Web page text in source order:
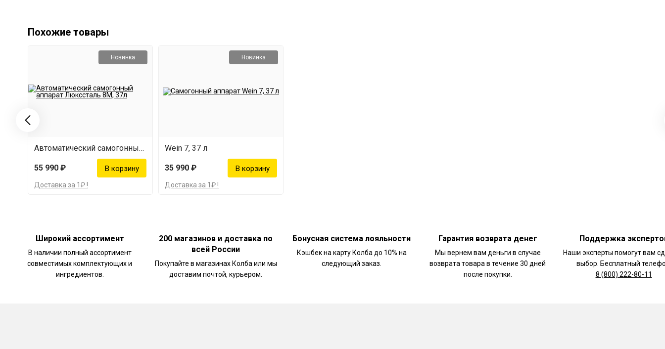
Похожие товары
Новинка
Автоматический самогонный аппарат Люкссталь 8М, 37л
55 990 ₽
Доставка за 1₽ !
Новинка
Wein 7, 37 л
35 990 ₽
Доставка за 1₽ !
Широкий ассортимент
В наличии полный ассортимент
совместимых комплектующих и
ингредиентов.
200 магазинов и доставка по
всей России
Покупайте в магазинах Колба или мы
доставим почтой, курьером.
Бонусная система лояльности
Кэшбек на карту Колба до 10% на
следующий заказ.
Гарантия возврата денег
Мы вернем вам деньги в случае
возврата товара в течение 30 дней
после покупки.
Поддержка
Наши эксперты помогут вам
выбор. Бесплатный
8 (800) 222-80-11